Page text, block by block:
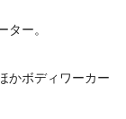
ー。
かボディワーカー